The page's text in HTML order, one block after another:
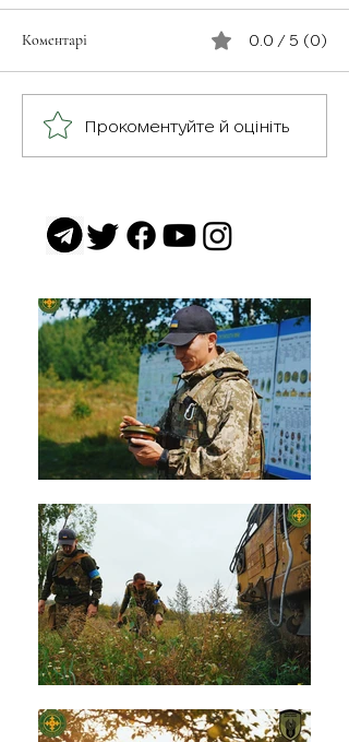
Герої серед нас: медик
Хітмен
Коментарі 0.0 / 5 (0)
Прокоментуйте й оцініть